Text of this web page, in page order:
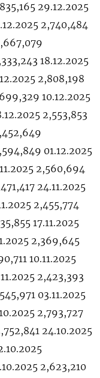
29.12.2025
2,740,484
18.12.2025
2,808,198
10.12.2025
2,553,853
01.12.2025
2,560,694
24.11.2025
2,455,774
17.11.2025
2,369,645
10.11.2025
2,423,393
03.11.2025
2,793,727
24.10.2025
2,623,210